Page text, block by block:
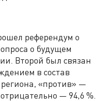
референдум о
о будущем
Второй был связан
в состав
«против» —
— 94,6 %.